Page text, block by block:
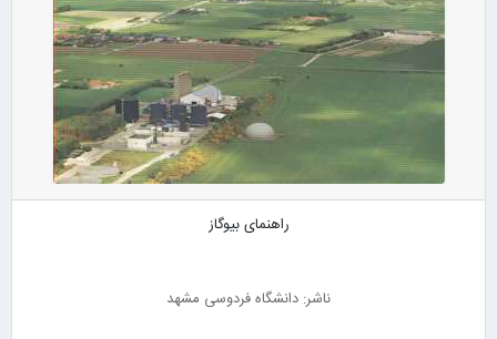
راهنمای بیوگاز
ناشر: دانشگاه فردوسی مشهد